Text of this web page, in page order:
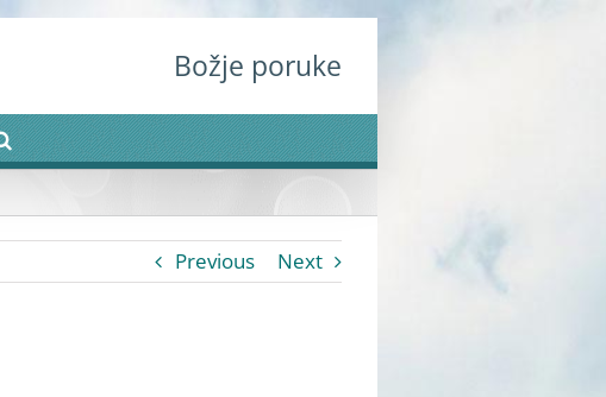
Božje poruke
Previous Next